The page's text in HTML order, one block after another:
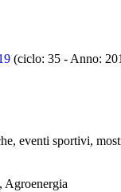
(ciclo: 35 - Anno:
eventi sportivi,
Agroenergia